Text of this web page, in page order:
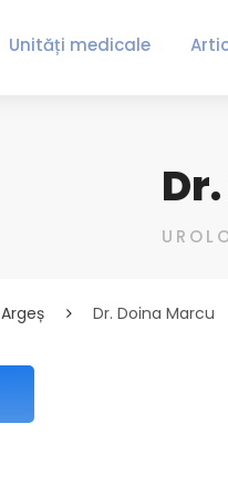
Unități medicale
Argeș Dr. Doina Marcu